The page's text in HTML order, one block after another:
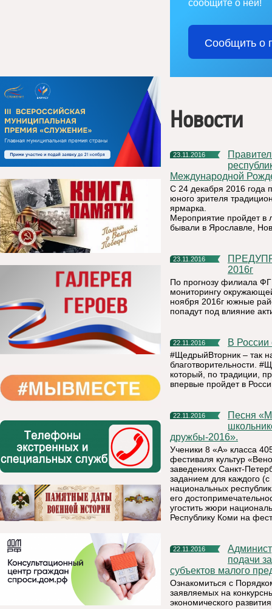
сообщите о ней!
Сообщить о
Новости
23.11.2016
Правительство Санкт-Петербурга приглашает
Международной
С 24 декабря 2016 года
юного зрителя
ярмарка.
Мероприятие пройдет в
бывали в Ярославле,
23.11.2016
ПРЕДУПРЕЖДЕНИЕ!!! ОЖИДАЕТСЯ ЦИКЛОН 25 ноября
2016г
По прогнозу филиала
мониторингу
ноября 2016г южные
попадут под влияние
22.11.2016 В
#ЩедрыйВторник – так
благотворительности.
который, по традиции,
впервые пройдет в
22.11.2016
Песня «Марья моль» в исполнении Санкт-Петербургских
дружбы-2016».
Ученики 8 «А» класса
фестиваля культур
заведениях Санкт-
заданием для каждого
национальных
его
угостить жюри
Республику Коми на
22.11.2016
Администрация МР «Княжпогостский» сообщает, что срок
подачи
субъектов малого
Ознакомиться с
заявляемых на
экономического